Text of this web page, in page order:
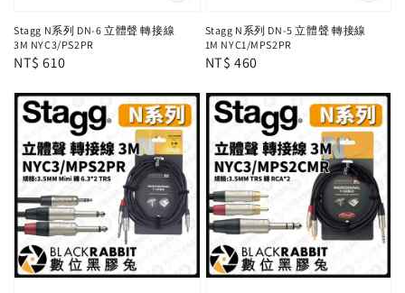
Stagg N系列 DN-6 立體聲 轉接線
3M NYC3/PS2PR
Regular
NT$ 610
Stagg N系列 DN-5 立體聲 轉接線
1M NYC1/MPS2PR
Regular
NT$ 460